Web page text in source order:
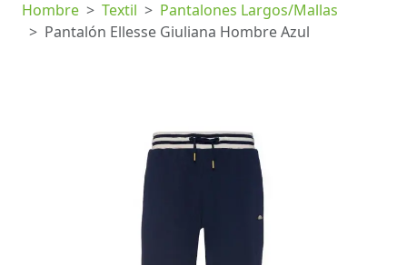
Hombre Textil
Pantalones Largos/mallas
Pantalón Ellesse Giuliana Hombre Azul